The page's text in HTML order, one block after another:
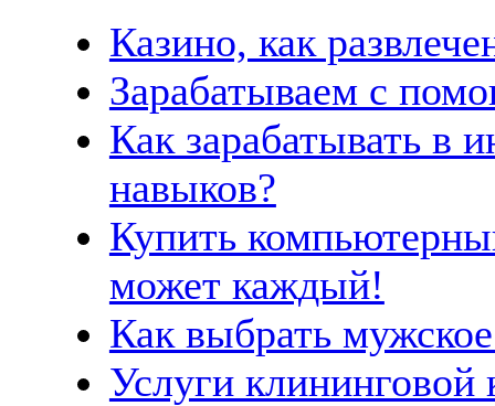
Казино, как
Зарабатываем с
Как зарабатывать в
навыков?
Купить
может каждый!
Как выбрать
Услуги клининговой